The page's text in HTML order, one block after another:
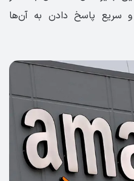
سریع پاسخ دادن به آن‌ها